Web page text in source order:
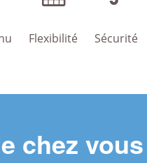
Flexibilité Sécurité
chez